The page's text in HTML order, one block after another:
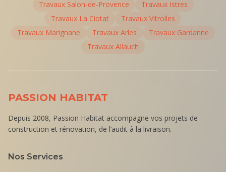
Travaux Salon-de-Provence Travaux Istres
Travaux La Ciotat Travaux Vitrolles
Travaux Marignane Travaux Arles Travaux Gardanne
Travaux Allauch
PASSION HABITAT
Depuis 2008, Passion Habitat accompagne vos projets de
construction et rénovation, de l’audit à la livraison.
Nos Services